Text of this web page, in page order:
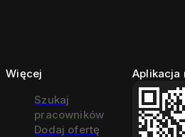
Więcej
Szukaj
pracowników
Dodaj ofertę
Aplikacja